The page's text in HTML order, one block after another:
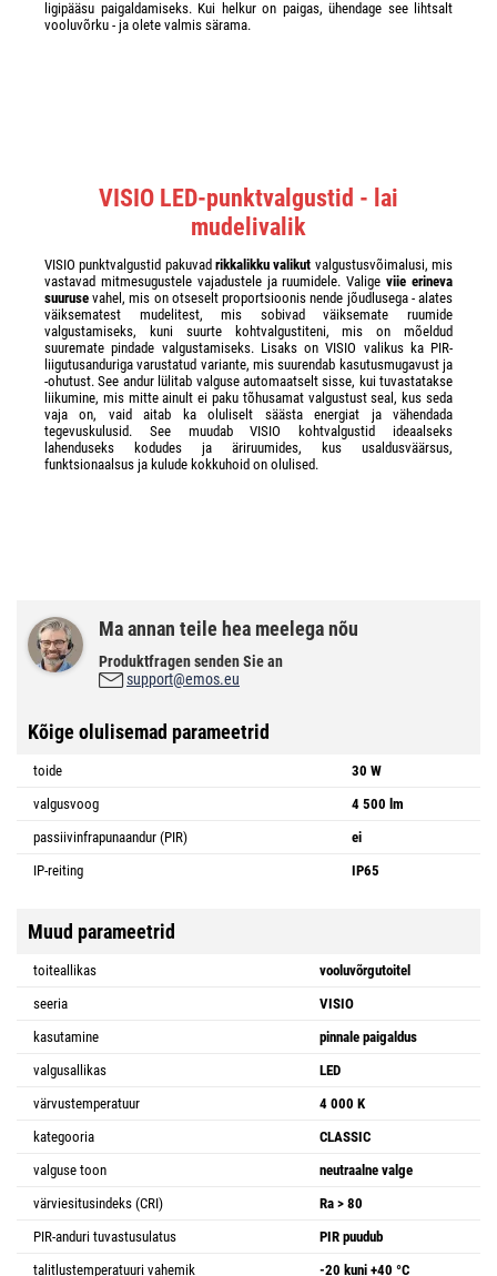
ligipääsu paigaldamiseks. Kui helkur on paigas, ühendage see lihtsalt
vooluvõrku - ja olete valmis särama.
VISIO LED-punktvalgustid - lai
mudelivalik
VISIO punktvalgustid pakuvad rikkalikku valikut valgustusvõimalusi, mis
vastavad mitmesugustele vajadustele ja ruumidele. Valigeviie erineva
suuruse vahel, mis on otseselt proportsioonis nende jõudlusega - alates
väiksematest mudelitest, mis sobivad väiksemate ruumide
valgustamiseks, kuni suurte kohtvalgustiteni, mis on mõeldud
suuremate pindade valgustamiseks. Lisaks on VISIO valikus ka PIR-
liigutusanduriga varustatud variante, mis suurendab kasutusmugavust ja
-ohutust. See andur lülitab valguse automaatselt sisse, kui tuvastatakse
liikumine, mis mitte ainult ei paku tõhusamat valgustust seal, kus seda
vaja on, vaid aitab ka oluliselt säästa energiat ja vähendada
tegevuskulusid. See muudab VISIO kohtvalgustid ideaalseks
lahenduseks kodudes ja äriruumides, kus usaldusväärsus,
funktsionaalsus ja kulude kokkuhoid on olulised.
Ma annan teile hea meelega nõu
Produktfragen senden Sie an
support@emos.eu
Kõige olulisemad parameetrid
toide
30 W
valgusvoog
4 500 lm
passiivinfrapunaandur (PIR)
ei
IP-reiting
IP65
Muud parameetrid
toiteallikas
vooluvõrgutoitel
seeria
VISIO
kasutamine
pinnale paigaldus
valgusallikas
LED
värvustemperatuur
4 000 K
kategooria
CLASSIC
valguse toon
neutraalne valge
värviesitusindeks (CRI)
Ra > 80
PIR-anduri tuvastusulatus
PIR puudub
talitlustemperatuuri vahemik
-20 kuni +40 °C